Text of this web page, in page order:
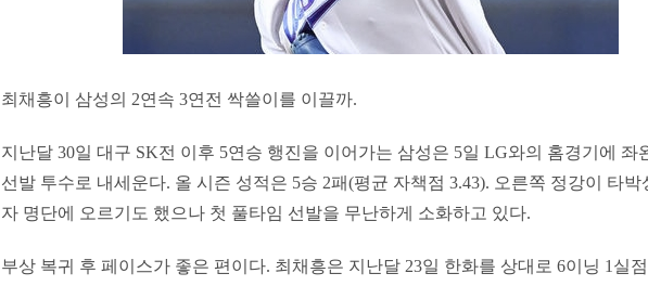
최채흥이 삼성의 2연속 3연전 싹쓸이를 이끌까.
지난달 30일 대구 SK전 이후 5연승 행진을 이어가는 삼성은 5일 LG와의 홈경기에 좌
선발 투수로 내세운다. 올 시즌 성적은 5승 2패(평균 자책점 3.43). 오른쪽 정강이 타박
자 명단에 오르기도 했으나 첫 풀타임 선발을 무난하게 소화하고 있다.
부상 복귀 후 페이스가 좋은 편이다. 최채흥은 지난달 23일 한화를 상대로 6이닝 1실